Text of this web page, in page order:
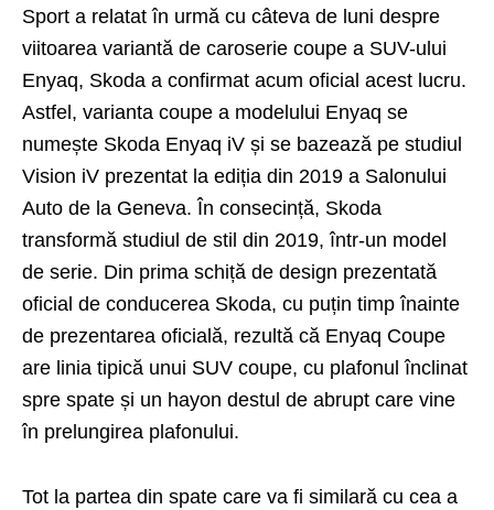
Sport a relatat în urmă cu câteva de luni despre
viitoarea variantă de caroserie coupe a SUV-ului
Enyaq, Skoda a confirmat acum oficial acest lucru.
Astfel, varianta coupe a modelului Enyaq se
numește Skoda Enyaq iV și se bazează pe studiul
Vision iV prezentat la ediția din 2019 a Salonului
Auto de la Geneva. În consecință, Skoda
transformă studiul de stil din 2019, într-un model
de serie. Din prima schiță de design prezentată
oficial de conducerea Skoda, cu puțin timp înainte
de prezentarea oficială, rezultă că Enyaq Coupe
are linia tipică unui SUV coupe, cu plafonul înclinat
spre spate și un hayon destul de abrupt care vine
în prelungirea plafonului.
Tot la partea din spate care va fi similară cu cea a